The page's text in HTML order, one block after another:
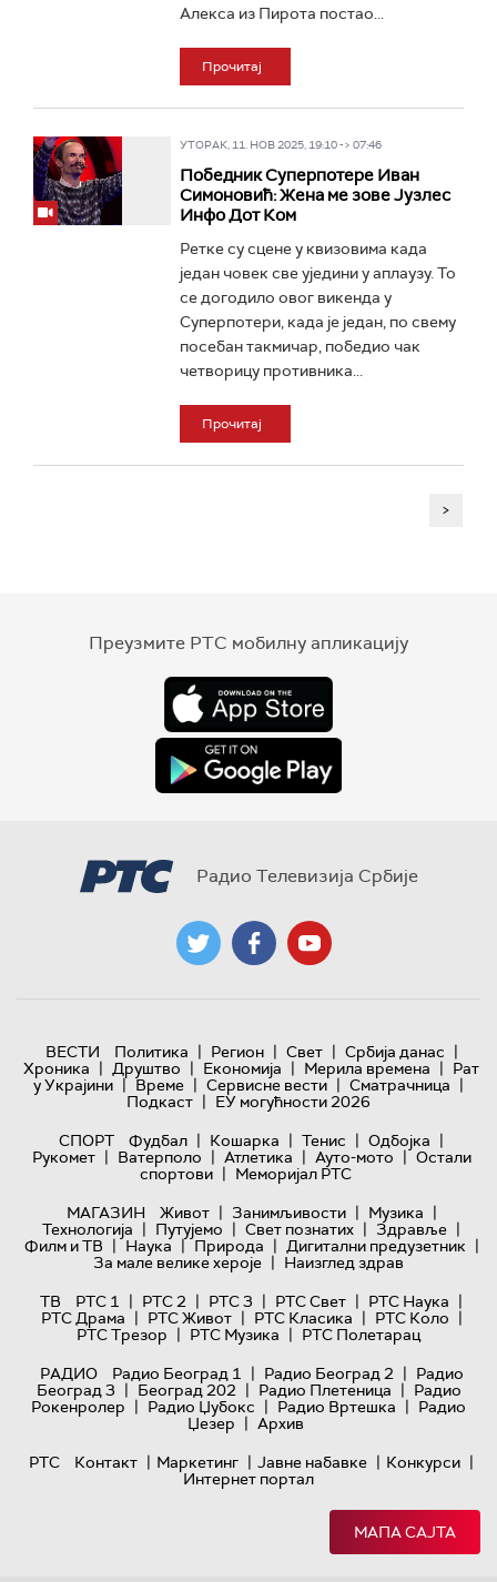
Алекса из Пирота постао...
Прочитај
УТОРАК, 11. НОВ 2025, 19:10 -> 07:46
Победник Суперпотере Иван
Симоновић: Жена ме зове Јузлес
Инфо Дот Ком
Ретке су сцене у квизовима када
један човек све уједини у аплаузу. То
се догодило овог викенда у
Суперпотери, када је један, по свему
посебан такмичар, победио чак
четворицу противника...
Прочитај
>
Преузмите РТС мобилну апликацију
Радио Телевизија Србије
ВЕСТИ Политика | Регион | Свет | Србија данас |
Хроника | Друштво | Економија | Мерила времена | Рат
у Украјини | Време | Сервисне вести | Сматрачница |
Подкаст | ЕУ могућности 2026
СПОРТ
Фудбал | Кошарка | Тенис | Одбојка |
Рукомет | Ватерполо | Атлетика | Ауто-мото | Остали
спортови | Меморијал РТС
МАГАЗИН
Живот | Занимљивости | Музика |
Технологијa | Путујемо | Свет познатих | Здравље |
Филм и ТВ | Наука | Природа | Дигитални предузетник |
За мале велике хероје | Наизглед здрав
ТВ
РТС 1 | РТС 2 | РТС 3 | РТС Свет | РТС Наука |
РТС Драма | РТС Живот | РТС Класика | РТС Коло |
РТС Трезор | РТС Музика | РТС Полетарац
РАДИО
Радио Београд 1 | Радио Београд 2 | Радио
Београд 3 | Београд 202 | Радио Плетеница | Радио
Рокенролер | Радио Џубокс | Радио Вртешка | Радио
Џезер | Архив
РТС
Контакт | Маркетинг | Јавне набавке | Конкурси |
Интернет портал
МАПА САЈТА